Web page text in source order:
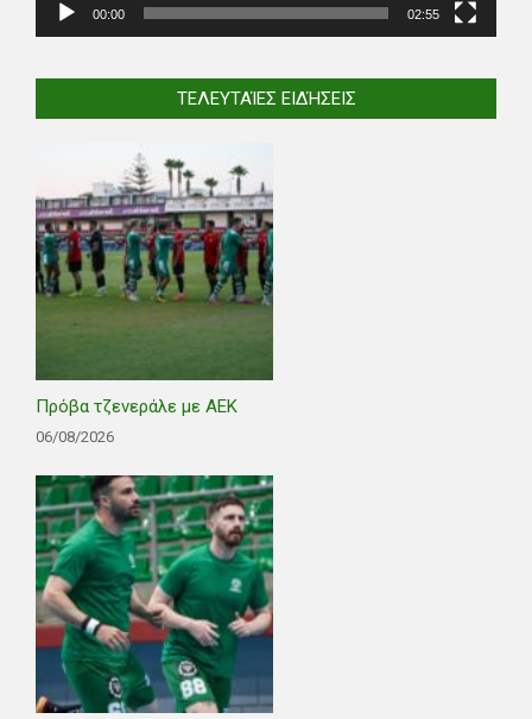
00:00 02:55
ΤΕΛΕΥΤΑΊΕΣ ΕΙΔΉΣΕΙΣ
Πρόβα τζενεράλε με ΑΕΚ
06/08/2026